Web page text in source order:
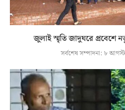
জুলাই স্মৃতি জাদুঘরে প্রবেশে
সর্বশেষ সম্পাদনা: ৮